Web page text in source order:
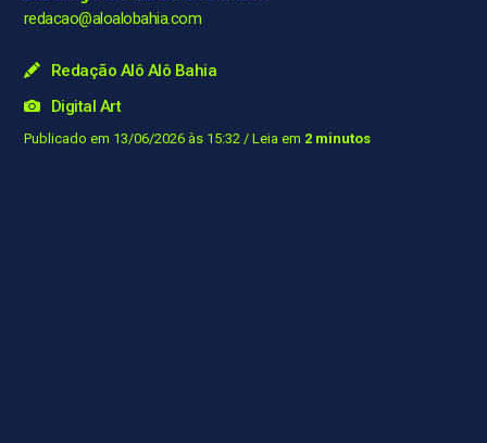
redacao@aloalobahia.com
Redação Alô Alô Bahia
Digital Art
Publicado em 13/06/2026 às 15:32 / Leia em 2 minutos